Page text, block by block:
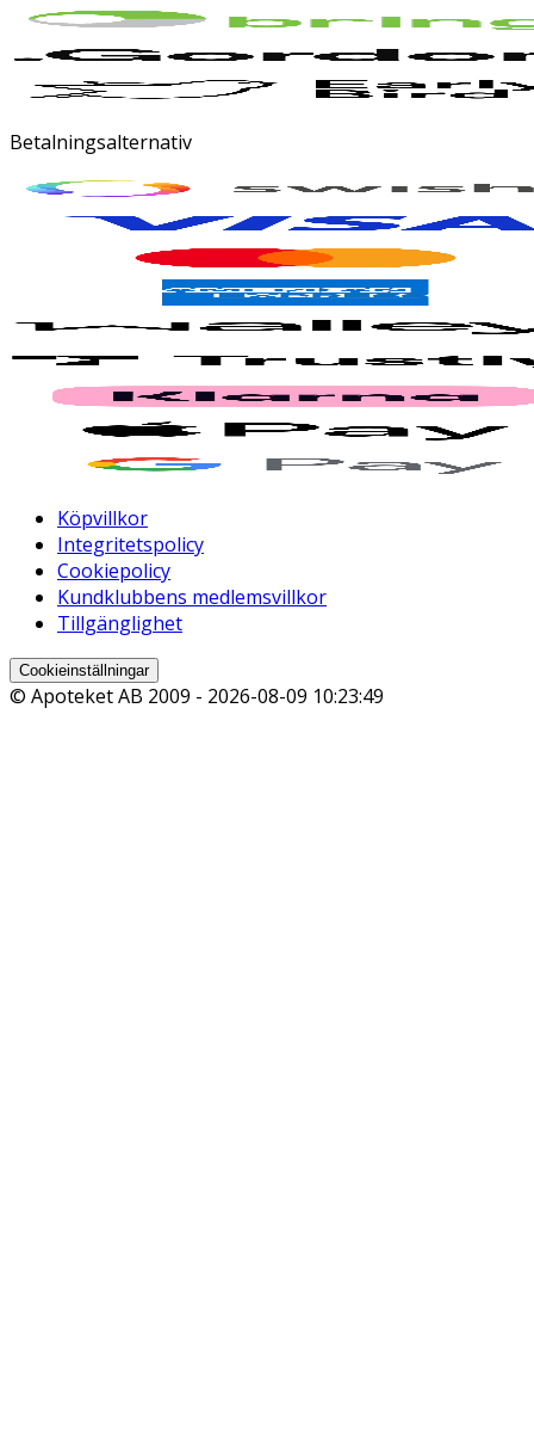
Betalningsalternativ
Köpvillkor
Integritetspolicy
Cookiepolicy
Kundklubbens medlemsvillkor
Tillgänglighet
Cookieinställningar
© Apoteket AB 2009 - 2026-08-09 10:23:49